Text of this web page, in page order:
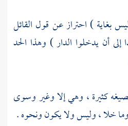
بغاية ) احتراز عن قول القائل
إلى أن يدخلوا الدار ) وهذا الحد
كثيرة ، وهي إلا وغير وسوى
خلا ، وليس ولا يكون ونحوه .